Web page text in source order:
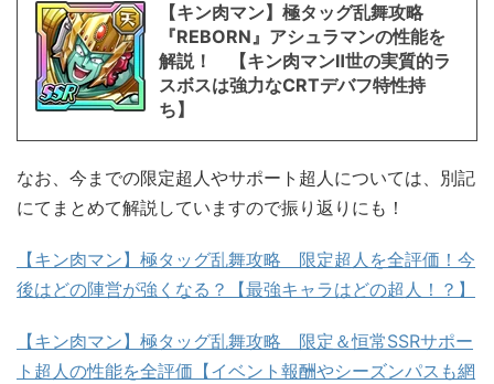
【キン肉マン】極タッグ乱舞攻略
『REBORN』アシュラマンの性能を
解説！ 【キン肉マンⅡ世の実質的ラ
スボスは強力なCRTデバフ特性持
ち】
なお、今までの限定超人やサポート超人については、別記
にてまとめて解説していますので振り返りにも！
【キン肉マン】極タッグ乱舞攻略 限定超人を全評価！今
後はどの陣営が強くなる？【最強キャラはどの超人！？】
【キン肉マン】極タッグ乱舞攻略 限定＆恒常SSRサポー
ト超人の性能を全評価【イベント報酬やシーズンパスも網